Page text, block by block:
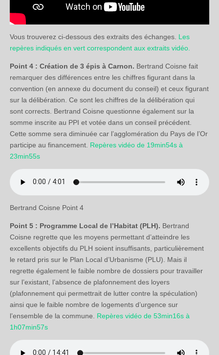
Vous trouverez ci-dessous des extraits des échanges. Les
repères indiqués en vert correspondent aux extraits vidéo.
Point 4 : Création de 3 épis à Carnon. Bertrand Coisne fait
remarquer des différences entre les chiffres figurant dans la
convention (en annexe du document du conseil) et ceux figurant
sur la délibération. Ce sont les chiffres de la délibération qui
sont corrects. Bertrand Coisne questionne également sur la
somme inscrite au PPI et votée dans un conseil précédent.
Cette somme sera diminuée car l’agglomération du Pays de l’Or
participe au financement. Repères vidéo de 19min54s à
23min55s
Bertrand Coisne Point 4
Point 5 : Programme Local de l’Habitat (PLH). Bertrand
Coisne regrette que les moyens permettant d’atteindre les
excellents objectifs du PLH soient insuffisants, particulièrement
le retard pris sur le Plan Local d’Urbanisme (PLU). Mais il
regrette également le faible nombre de dossiers pour travailler
sur l’existant, l’absence de plafonnement des loyers
(plafonnement qui permettrait de lutter contre la spéculation)
ainsi que le faible nombre de logements d’urgence sur
l’ensemble de la commune. Repères vidéo de 53min16s à
1h07min57s